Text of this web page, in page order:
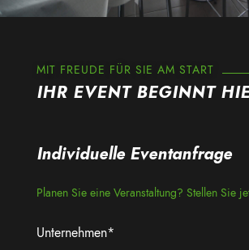
MIT FREUDE FÜR SIE AM START
IHR EVENT BEGINNT
Individuelle Eventanfrage
Planen Sie eine Veranstaltung? Stellen Sie
Unternehmen*